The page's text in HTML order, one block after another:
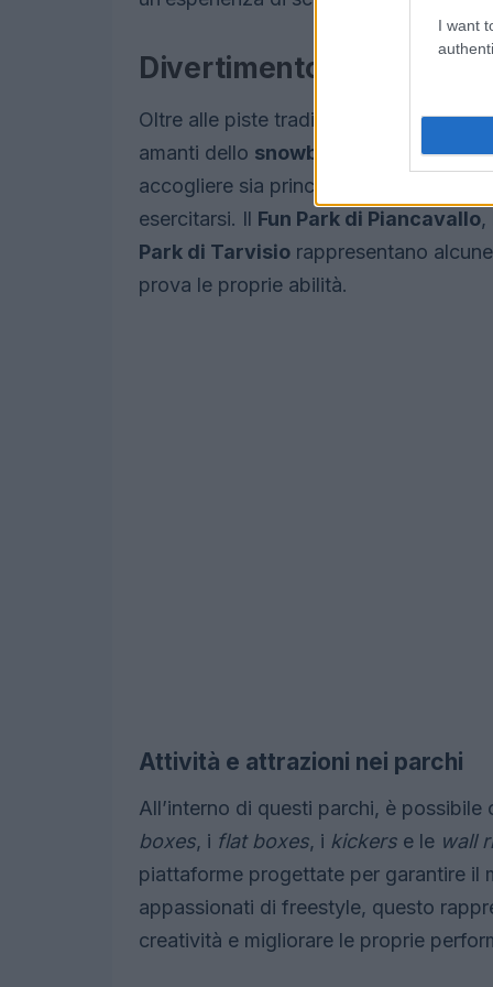
I want
Divertimento nei parchi
Oltre alle piste tradizionali, il Friuli
amanti dello snowboard
e delle
accogliere sia principianti sia esperti,
esercitarsi. Il Fun Park di Piancavallo,
Park di Tarvisio rappresentano
prova le proprie abilità.
Attività e attrazioni nei parchi
All’interno di questi parchi, è
boxes, i flat boxes, i kickers e le wall
piattaforme progettate per garantire il
appassionati di freestyle, questo
creatività e migliorare le proprie